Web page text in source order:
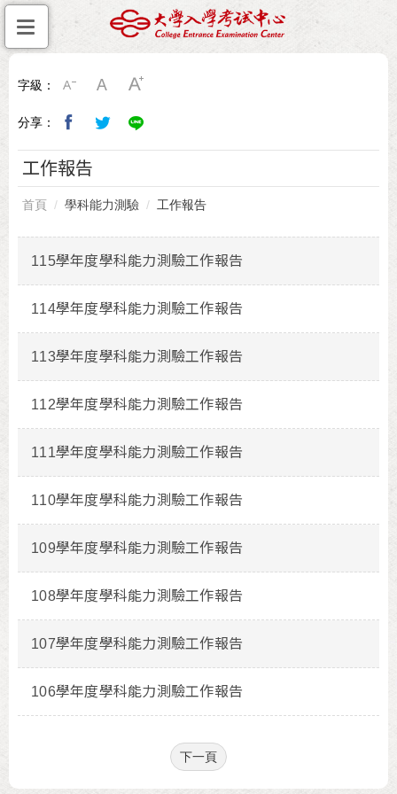
字級：
分享：
工作報告
首頁 學科能力測驗 工作報告
115學年度學科能力測驗工作報告
114學年度學科能力測驗工作報告
113學年度學科能力測驗工作報告
112學年度學科能力測驗工作報告
111學年度學科能力測驗工作報告
110學年度學科能力測驗工作報告
109學年度學科能力測驗工作報告
108學年度學科能力測驗工作報告
107學年度學科能力測驗工作報告
106學年度學科能力測驗工作報告
下一頁